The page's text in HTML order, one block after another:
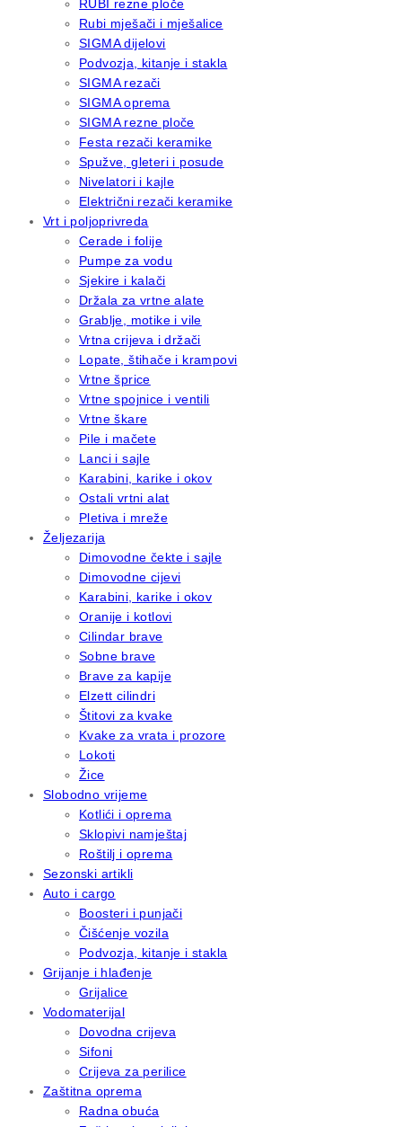
RUBI rezne ploče
Rubi mješači i mješalice
SIGMA dijelovi
Podvozja, kitanje i stakla
SIGMA rezači
SIGMA oprema
SIGMA rezne ploče
Festa rezači keramike
Spužve, gleteri i posude
Nivelatori i kajle
Električni rezači keramike
Vrt i poljoprivreda
Cerade i folije
Pumpe za vodu
Sjekire i kalači
Držala za vrtne alate
Grablje, motike i vile
Vrtna crijeva i držači
Lopate, štihače i krampovi
Vrtne šprice
Vrtne spojnice i ventili
Vrtne škare
Pile i mačete
Lanci i sajle
Karabini, karike i okov
Ostali vrtni alat
Pletiva i mreže
Željezarija
Dimovodne čekte i sajle
Dimovodne cijevi
Karabini, karike i okov
Oranije i kotlovi
Cilindar brave
Sobne brave
Brave za kapije
Elzett cilindri
Štitovi za kvake
Kvake za vrata i prozore
Lokoti
Žice
Slobodno vrijeme
Kotlići i oprema
Sklopivi namještaj
Roštilj i oprema
Sezonski artikli
Auto i cargo
Boosteri i punjači
Čišćenje vozila
Podvozja, kitanje i stakla
Grijanje i hlađenje
Grijalice
Vodomaterijal
Dovodna crijeva
Sifoni
Crijeva za perilice
Zaštitna oprema
Radna obuća